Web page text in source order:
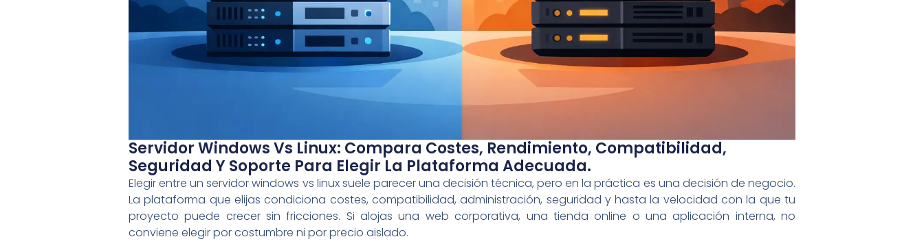
Servidor Windows Vs Linux: Compara Costes, Rendimiento, Compatibilidad,
Seguridad Y Soporte Para Elegir La Plataforma Adecuada.
Elegir entre un servidor windows vs linux suele parecer una decisión técnica, pero en la práctica es una decisión de negocio.
La plataforma que elijas condiciona costes, compatibilidad, administración, seguridad y hasta la velocidad con la que tu
proyecto puede crecer sin fricciones. Si alojas una web corporativa, una tienda online o una aplicación interna, no
conviene elegir por costumbre ni por precio aislado.